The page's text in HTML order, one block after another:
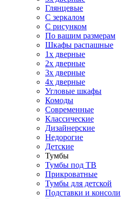
Глянцевые
С зеркалом
С рисунком
По вашим размерам
Шкафы распашные
1х дверные
2х дверные
3х дверные
4х дверные
Угловые шкафы
Комоды
Современные
Классические
Дизайнерские
Недорогие
Детские
Тумбы
Тумбы под ТВ
Прикроватные
Тумбы для детской
Подставки и консоли